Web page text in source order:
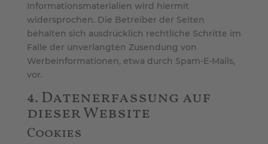
Informationsmaterialien wird hiermit
widersprochen. Die Betreiber der Seiten
behalten sich ausdrücklich rechtliche Schritte im
Falle der unverlangten Zusendung von
Werbeinformationen, etwa durch Spam-E-Mails,
vor.
4. Datenerfassung auf
dieser Website
Cookies